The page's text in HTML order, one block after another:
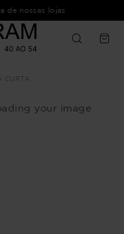
de nossas lojas
CURTA
your image